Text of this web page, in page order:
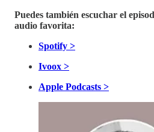
Puedes también escuchar el
audio favorita:
Spotify >
Ivoox >
Apple Podcasts >